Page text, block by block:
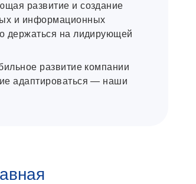
развитие и создание
и информационных
держаться на лидирующей
развитие компании
адаптироваться — наши